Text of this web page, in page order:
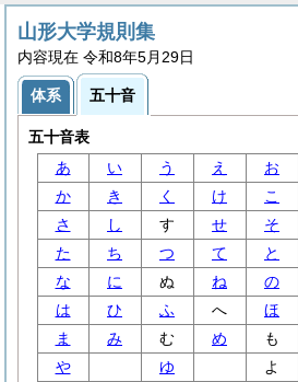
山形大学規則集
内容現在 令和8年5月29日
体系 五十音
五十音表
あ
い う え
お
か
き く け
こ
さ
し す せ
そ
た
ち つ て
と
な
に ぬ ね
の
は
ひ ふ へ
ほ
ま
み む め
も
や
ゆ
よ